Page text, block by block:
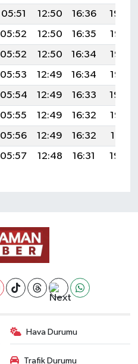
05:51 12:50 16:36
19:40
05:52 12:50 16:35
19:38
05:52 12:50 16:34
19:37
05:53 12:49 16:34
19:36
05:54 12:49 16:33
19:34
05:55 12:49 16:32
19:33
05:56 12:49 16:32
19:31
05:57 12:48 16:31 19:30
Hava Durumu
Trafik Durumu